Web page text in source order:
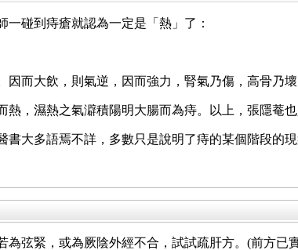
碰到痔瘡就認為一定是「熱」了：
因而大飲，則氣逆，因而強力，腎氣乃傷，高骨乃壞
，濕熱之氣澼積陽明大腸而為痔。以上，張隱菴也
大多語焉不詳，多數只是說明了痔的某個階段的現
為弦緊，或為厥陰外經不合，試試疏肝方。(前方已